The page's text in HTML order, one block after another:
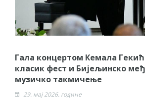
Гала концертом Кемала
класик фест и Бијељинско
музичко такмичење
29. мај 2026. године